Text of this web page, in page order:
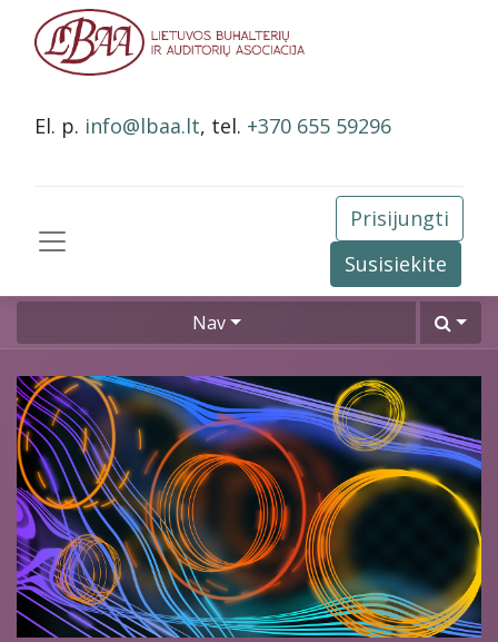
El. p. info@lbaa.lt, tel. +370 655 59296
Prisijungti
Susisiekite
Nav